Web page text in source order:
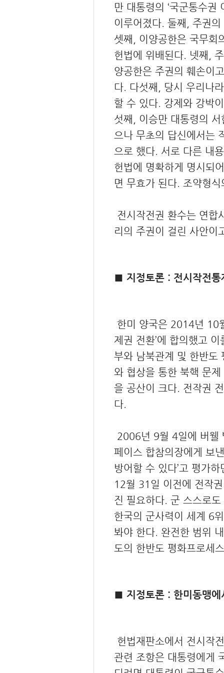
만 대통령의 ‘국군통수권
이루어졌다. 둘째, 주권
셋째, 이양공한은 국무회
헌법에 위배된다. 넷째,
양공한은 주권의 훼손이
다. 다섯째, 당시 우리나
할 수 있다. 강제와 강박
섯째, 이승만 대통령의
으나 무초의 답신에서
으로 했다. 서로 다른 내
헌법에 명확하게 명시되
면 무효가 된다. 조약형
전시작전권 환수는 연합
리의 주권이 걸린 사안이
■ 지정토론 : 전시작전통
한미 양국은 2014년 10
제권 전환’에 합의했고
부와 남북관계 및 한반도
와 협상을 통한 북핵 문
을 공산이 크다. 전작권
다.
2006년 9월 4일에 버웰
페이스 합참의장에게 보
방어할 수 있다’고 평가
12월 31일 이전에 전작
진 필요하다. 군 스스로
한국의 군사력이 세계 6
봐야 한다. 완전한 범위
도의 한반도 평화프로세
■ 지정토론 : 한미동맹에
헌법재판소에서 전시작
관련 조항은 대통령에게